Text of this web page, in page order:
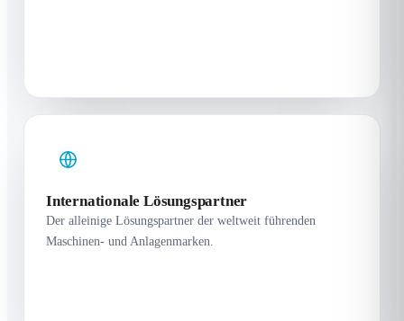
Internationale Lösungspartner
Der alleinige Lösungspartner der weltweit führenden
Maschinen- und Anlagenmarken.